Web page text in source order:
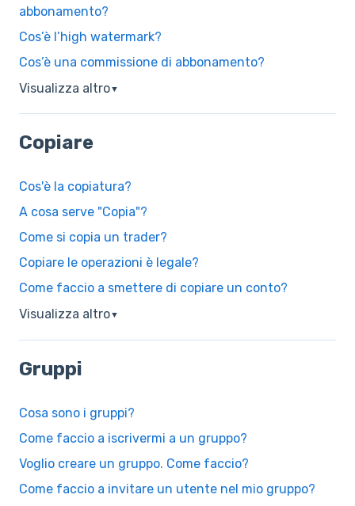
abbonamento?
Cos’è l’high watermark?
Cos’è una commissione di abbonamento?
Visualizza altro▼
Copiare
Cos'è la copiatura?
A cosa serve "Copia"?
Come si copia un trader?
Copiare le operazioni è legale?
Come faccio a smettere di copiare un conto?
Visualizza altro▼
Gruppi
Cosa sono i gruppi?
Come faccio a iscrivermi a un gruppo?
Voglio creare un gruppo. Come faccio?
Come faccio a invitare un utente nel mio gruppo?